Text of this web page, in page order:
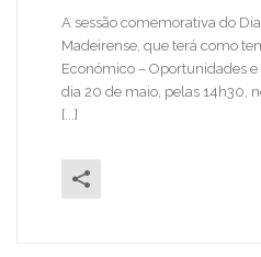
A sessão comemorativa do
Madeirense, que terá como
Económico – Oportunidades e
dia 20 de maio, pelas 14h30,
[...]